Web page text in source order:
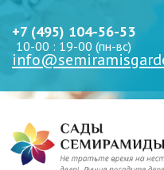
+7 (495) 104-56-53
10-00 : 19-00 (пн-вс)